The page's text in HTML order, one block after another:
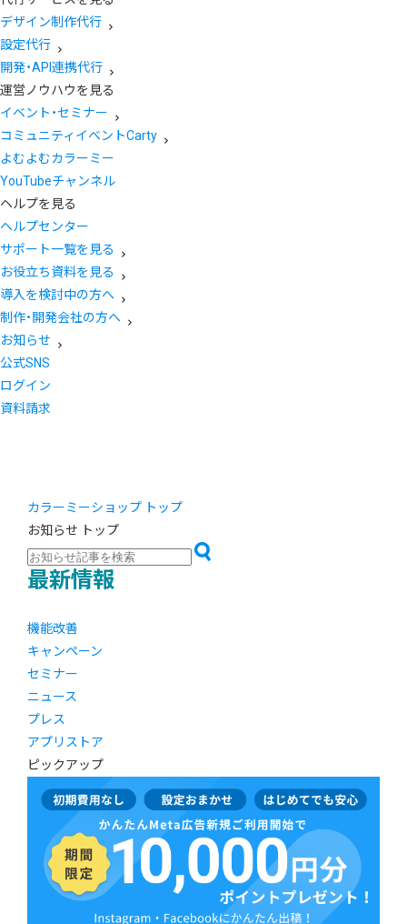
デザイン制作代行
設定代行
開発・API連携代行
運営ノウハウを見る
イベント・セミナー
コミュニティイベントCarty
よむよむカラーミー
YouTubeチャンネル
ヘルプを見る
ヘルプセンター
サポート一覧を見る
お役立ち資料を見る
導入を検討中の方へ
制作・開発会社の方へ
お知らせ
公式SNS
ログイン
資料請求
カラーミーショップ トップ
お知らせ トップ
最新情報
機能改善
キャンペーン
セミナー
ニュース
プレス
アプリストア
ピックアップ